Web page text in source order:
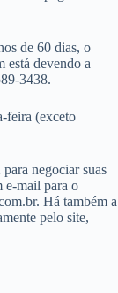
de 60 dias, o
está devendo a
3438.
feira (exceto
negociar suas
e-mail para o
. Há também a
pelo site,